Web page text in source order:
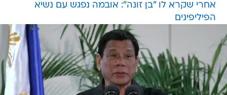
אחרי שקרא לו "בן זונה": אובמה נפגש עם נשיא
הפיליפינים